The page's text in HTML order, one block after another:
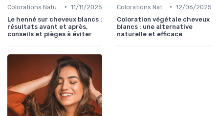
• 11/11/2025
Le henné sur cheveux blancs :
résultats avant et après,
conseils et pièges à éviter
• 12/06/2025
Coloration végétale cheveux
blancs : une alternative
naturelle et efficace